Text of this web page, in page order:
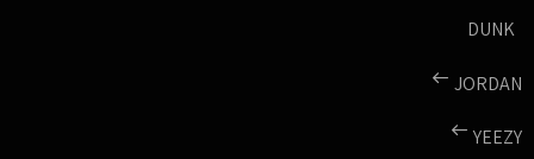
DUNK
JORDAN
YEEZY